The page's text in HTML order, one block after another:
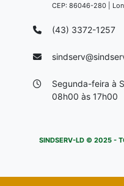
CEP: 86046-280 |
(43) 3372-1257
Segunda-feira à
08h00 às 17h00
SINDSERV-LD © 2025 -